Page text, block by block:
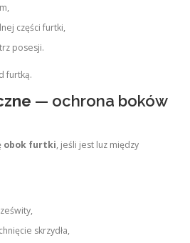
części furtki,
posesji.
furtką.
— ochrona boków
obok furtki, jeśli jest luz między
skrzydła,